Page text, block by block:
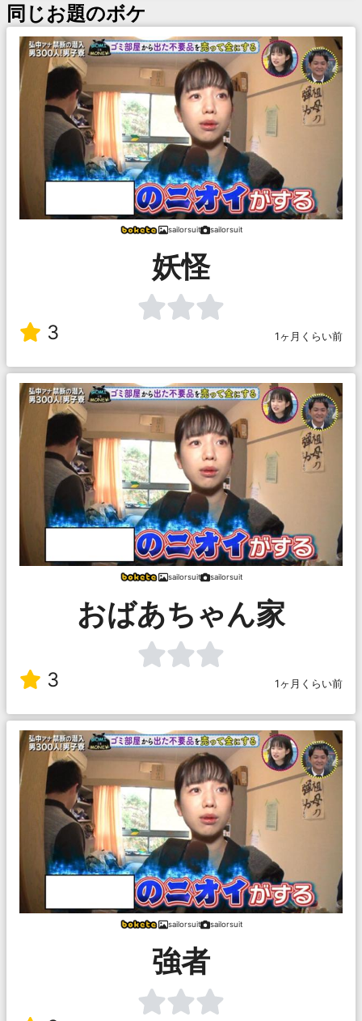
同じお題のボケ
sailorsuit sailorsuit
妖怪
3 1ヶ月くらい前
sailorsuit sailorsuit
おばあちゃん家
3 1ヶ月くらい前
sailorsuit sailorsuit
強者